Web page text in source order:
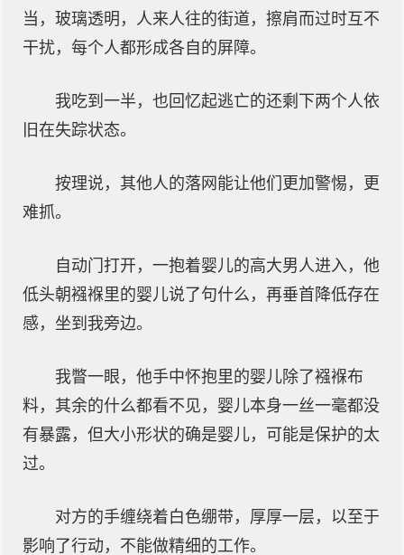
当，玻璃透明，人来人往的街道，擦肩而过时互不
干扰，每个人都形成各自的屏障。
我吃到一半，也回忆起逃亡的还剩下两个人依
旧在失踪状态。
按理说，其他人的落网能让他们更加警惕，更
难抓。
自动门打开，一抱着婴儿的高大男人进入，他
低头朝襁褓里的婴儿说了句什么，再垂首降低存在
感，坐到我旁边。
我瞥一眼，他手中怀抱里的婴儿除了襁褓布
料，其余的什么都看不见，婴儿本身一丝一毫都没
有暴露，但大小形状的确是婴儿，可能是保护的太
过。
对方的手缠绕着白色绷带，厚厚一层，以至于
影响了行动，不能做精细的工作。